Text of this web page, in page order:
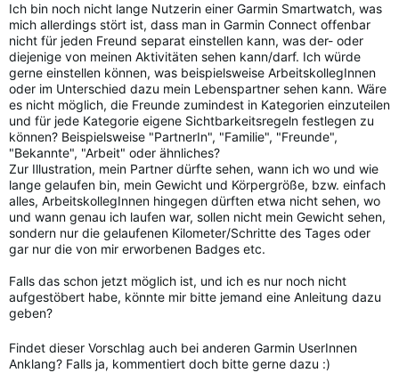
Ich bin noch nicht lange Nutzerin einer Garmin Smartwatch, was
mich allerdings stört ist, dass man in Garmin Connect offenbar
nicht für jeden Freund separat einstellen kann, was der- oder
diejenige von meinen Aktivitäten sehen kann/darf. Ich würde
gerne einstellen können, was beispielsweise ArbeitskollegInnen
oder im Unterschied dazu mein Lebenspartner sehen kann. Wäre
es nicht möglich, die Freunde zumindest in Kategorien einzuteilen
und für jede Kategorie eigene Sichtbarkeitsregeln festlegen zu
können? Beispielsweise "PartnerIn", "Familie", "Freunde",
"Bekannte", "Arbeit" oder ähnliches?
Zur Illustration, mein Partner dürfte sehen, wann ich wo und wie
lange gelaufen bin, mein Gewicht und Körpergröße, bzw. einfach
alles, ArbeitskollegInnen hingegen dürften etwa nicht sehen, wo
und wann genau ich laufen war, sollen nicht mein Gewicht sehen,
sondern nur die gelaufenen Kilometer/Schritte des Tages oder
gar nur die von mir erworbenen Badges etc.
Falls das schon jetzt möglich ist, und ich es nur noch nicht
aufgestöbert habe, könnte mir bitte jemand eine Anleitung dazu
geben?
Findet dieser Vorschlag auch bei anderen Garmin UserInnen
Anklang? Falls ja, kommentiert doch bitte gerne dazu :)